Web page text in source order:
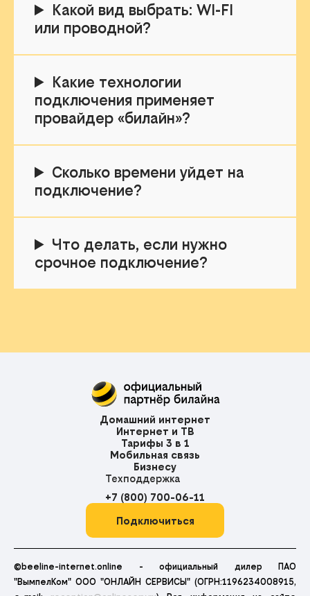
Какой вид выбрать: WI-FI
или проводной?
Какие технологии
подключения применяет
провайдер «билайн»?
Сколько времени уйдет на
подключение?
Что делать, если нужно
срочное подключение?
Домашний интернет
Интернет и ТВ
Тарифы 3 в 1
Мобильная связь
Бизнесу
Техподдержка
+7 (800) 700-06-11
Подключиться
©beeline-internet.online - официальный дилер ПАО
"ВымпелКом" ООО "ОНЛАЙН СЕРВИСЫ" (ОГРН:1196234008915,